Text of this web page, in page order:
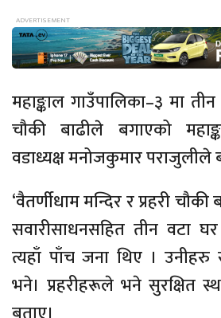
महाङ्काल गाउँपालिका–३ मा
चौकी बाढीले बगाएको
वडाध्यक्ष मनोजकुमार पराजुलीले
‘वैतर्णीधाम मन्दिर र प्रहरी
सवारीसाधनसहित तीन वटा
त्यहाँ पाँच जना थिए ।
भने। प्रहरीहरूले भने सुरक्षित